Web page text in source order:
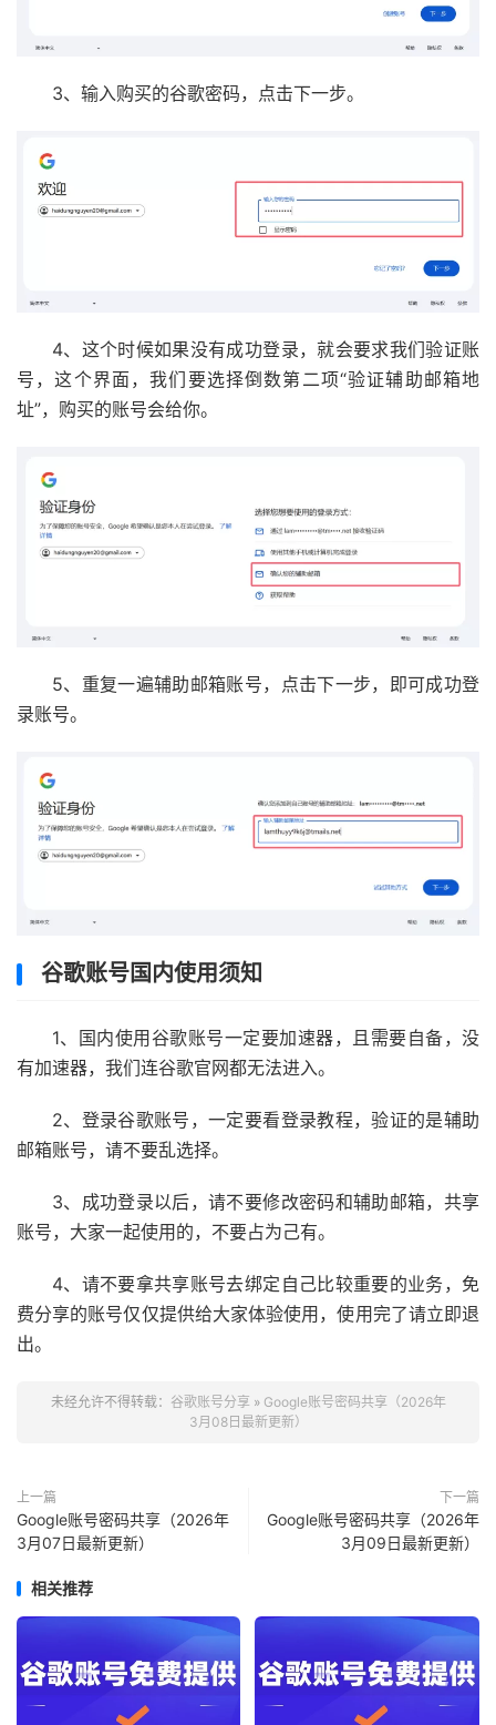
3、输入购买的谷歌密码，点击下一步。
4、这个时候如果没有成功登录，就会要求我们验证账
号，这个界面，我们要选择倒数第二项“验证辅助邮箱地
址”，购买的账号会给你。
5、重复一遍辅助邮箱账号，点击下一步，即可成功登
录账号。
谷歌账号国内使用须知
1、国内使用谷歌账号一定要加速器，且需要自备，没
有加速器，我们连谷歌官网都无法进入。
2、登录谷歌账号，一定要看登录教程，验证的是辅助
邮箱账号，请不要乱选择。
3、成功登录以后，请不要修改密码和辅助邮箱，共享
账号，大家一起使用的，不要占为己有。
4、请不要拿共享账号去绑定自己比较重要的业务，免
费分享的账号仅仅提供给大家体验使用，使用完了请立即退
出。
未经允许不得转载： 谷歌账号分享 » Google账号密码共享（2026年
3月08日最新更新）
上一篇
Google账号密码共享（2026年
3月07日最新更新）
下一篇
Google账号密码共享（2026年
3月09日最新更新）
相关推荐